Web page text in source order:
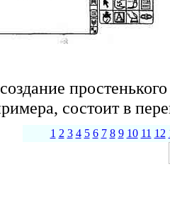
состоит в
1 2 3 4 5 6 7 8 9 10 11 12